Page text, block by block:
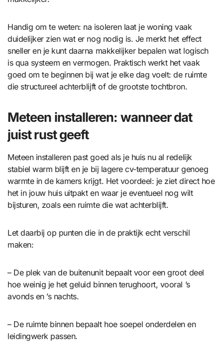
Handig om te weten: na isoleren laat je woning vaak
duidelijker zien wat er nog nodig is. Je merkt het effect
sneller en je kunt daarna makkelijker bepalen wat logisch
is qua systeem en vermogen. Praktisch werkt het vaak
goed om te beginnen bij wat je elke dag voelt: de ruimte
die structureel achterblijft of de grootste tochtbron.
Meteen installeren: wanneer dat
juist rust geeft
Meteen installeren past goed als je huis nu al redelijk
stabiel warm blijft en je bij lagere cv-temperatuur genoeg
warmte in de kamers krijgt. Het voordeel: je ziet direct hoe
het in jouw huis uitpakt en waar je eventueel nog wilt
bijsturen, zoals een ruimte die wat achterblijft.
Let daarbij op punten die in de praktijk echt verschil
maken:
– De plek van de buitenunit bepaalt voor een groot deel
hoe weinig je het geluid binnen terughoort, vooral ’s
avonds en ’s nachts.
– De ruimte binnen bepaalt hoe soepel onderdelen en
leidingwerk passen.